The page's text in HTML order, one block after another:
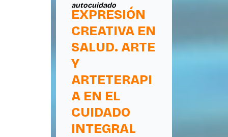
autocuidado
EXPRESIÓN
CREATIVA EN
SALUD. ARTE
Y
ARTETERAPI
A EN EL
CUIDADO
INTEGRAL